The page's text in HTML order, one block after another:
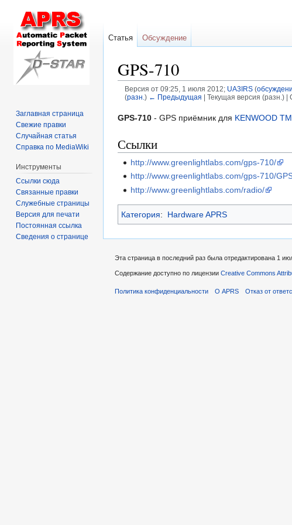
GPS-710
Версия от 09:25, 1 июля 2012; UA3IRS (
(разн. ) ← Предыдущая | Текущая версия (разн.)
Перейти
навигации
Перейти
поиску
GPS-710 - GPS приёмник для KENWOOD
Ссылки
http://www.greenlightlabs.com/gps-710/
http://www.greenlightlabs.com/gps-710/
http://www.greenlightlabs.com/radio/
Категория: Hardware APRS
Статья Обсуждение
Заглавная страница
Свежие правки
Случайная статья
Справка по MediaWiki
Инструменты
Ссылки сюда
Связанные правки
Служебные страницы
Версия для печати
Постоянная ссылка
Сведения о странице
Эта страница в последний раз была отредактирована 1
Содержание доступно по лицензии Creative Commons
Политика конфиденциальности О APRS Отказ от